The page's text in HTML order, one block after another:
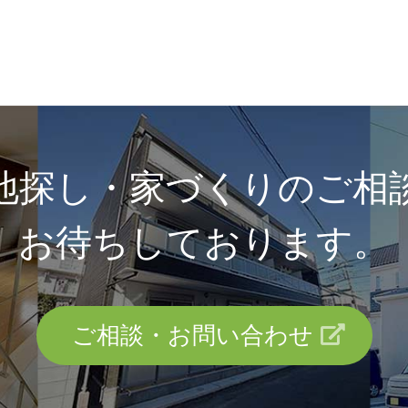
探し・家づくりのご相
お待ちしております。
ご相談・お問い合わせ